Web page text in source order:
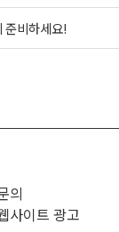
준비하세요!
의
사이트 광고